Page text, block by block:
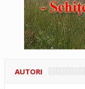
AUTORI